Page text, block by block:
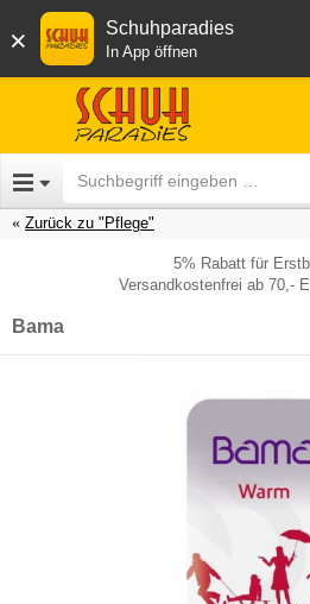
× Schuhparadies
In App öffnen
Zurück zu "Pflege"
5% Rabatt für
Versandkostenfrei ab 70,-
Bama